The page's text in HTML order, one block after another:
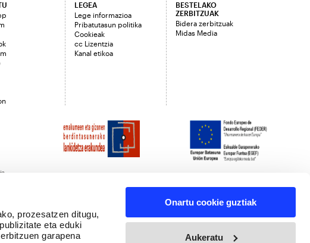
prozesatzen ditugu,
eta eduki
garapena
Onartu cookie guztiak
Aukeratu
LEGEA
Lege informazioa
Pribatutasun politika
Cookieak
cc Lizentzia
Kanal etikoa
BESTELAKO
ZERBITZUAK
Bidera zerbitzuak
Midas Media